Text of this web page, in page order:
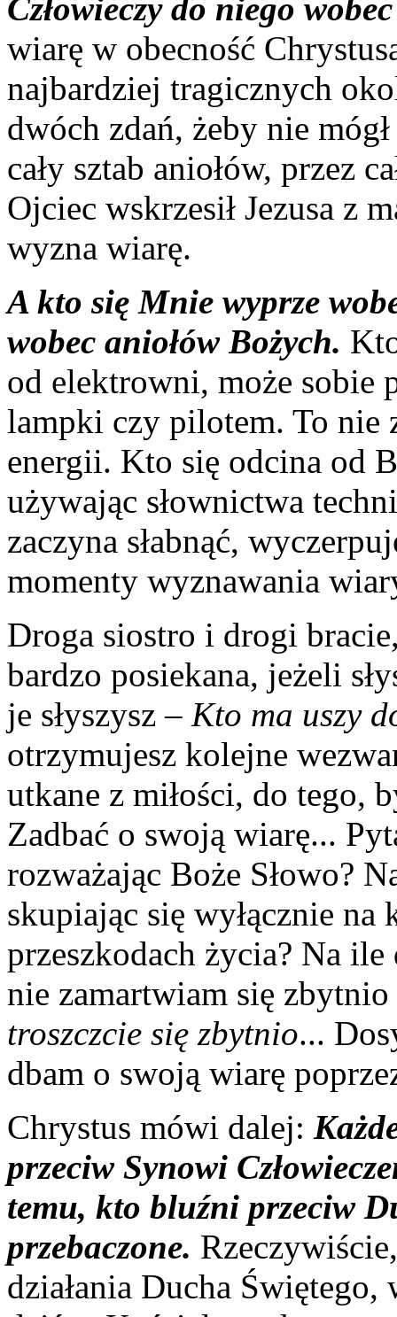
Człowieczy do niego
wiarę w obecność
najbardziej tragicznych
dwóch zdań, żeby nie
cały sztab aniołów, przez
Ojciec wskrzesił Jezusa z
wyzna wiarę.
A kto się Mnie wyprze
wobec aniołów Bożych.
od elektrowni, może sobie
lampki czy pilotem. To nie
energii. Kto się odcina od
używając słownictwa
zaczyna słabnąć,
momenty wyznawania
Droga siostro i drogi
bardzo posiekana, jeżeli
je słyszysz – Kto ma uszy
otrzymujesz kolejne
utkane z miłości, do tego,
Zadbać o swoją wiarę...
rozważając Boże Słowo?
skupiając się wyłącznie
przeszkodach życia? Na
nie zamartwiam się
troszczcie się zbytnio...
dbam o swoją wiarę
Chrystus mówi dalej:
przeciw Synowi
temu, kto bluźni przeciw
przebaczone.
działania Ducha